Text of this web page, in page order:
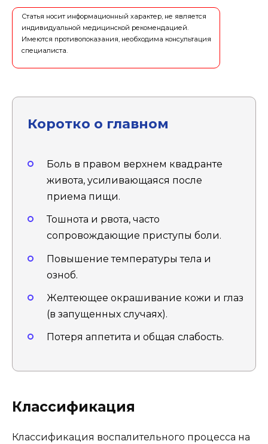
Статья носит информационный характер, не является
индивидуальной медицинской рекомендацией.
Имеются противопоказания, необходима консультация
специалиста.
Коротко о главном
Боль в правом верхнем квадранте
живота, усиливающаяся после
приема пищи.
Тошнота и рвота, часто
сопровождающие приступы боли.
Повышение температуры тела и
озноб.
Желтеющее окрашивание кожи и глаз
(в запущенных случаях).
Потеря аппетита и общая слабость.
Классификация
Классификация воспалительного процесса на